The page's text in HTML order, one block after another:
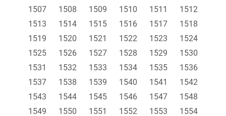
1507
1508 1509 1510 1511
1512
1513
1514 1515 1516 1517
1518
1519
1520 1521 1522 1523
1524
1525
1526 1527 1528 1529
1530
1531
1532 1533 1534 1535
1536
1537
1538 1539 1540 1541
1542
1543
1544 1545 1546 1547
1548
1549
1550 1551 1552 1553
1554